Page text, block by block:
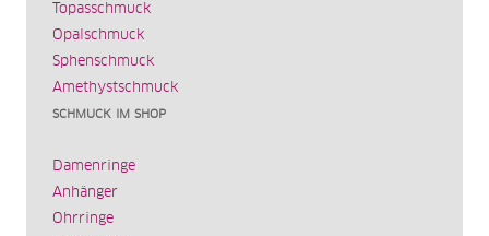
Topasschmuck
Opalschmuck
Sphenschmuck
Amethystschmuck
SCHMUCK IM SHOP
Damenringe
Anhänger
Ohrringe